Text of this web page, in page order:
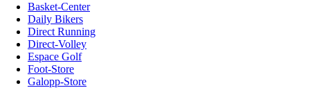
Basket-Center
Daily Bikers
Direct Running
Direct-Volley
Espace Golf
Foot-Store
Galopp-Store